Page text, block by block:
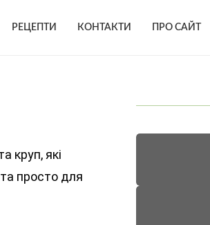
РЕЦЕПТИ КОНТАКТИ ПРО САЙТ
круп, які
просто для